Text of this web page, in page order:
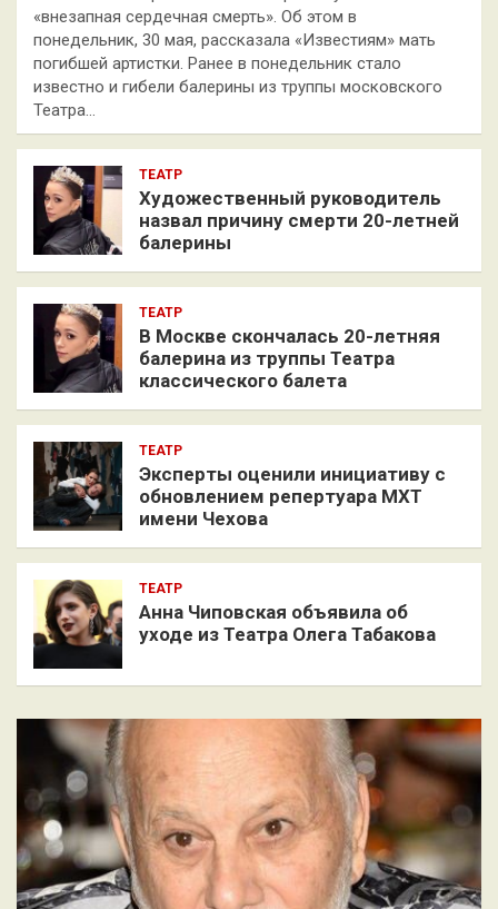
«внезапная сердечная смерть». Об этом в
понедельник, 30 мая, рассказала «Известиям» мать
погибшей артистки. Ранее в понедельник стало
известно и гибели балерины из труппы московского
Театра…
ТЕАТР
Художественный руководитель
назвал причину смерти 20-летней
балерины
ТЕАТР
В Москве скончалась 20-летняя
балерина из труппы Театра
классического балета
ТЕАТР
Эксперты оценили инициативу с
обновлением репертуара МХТ
имени Чехова
ТЕАТР
Анна Чиповская объявила об
уходе из Театра Олега Табакова